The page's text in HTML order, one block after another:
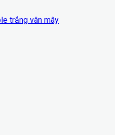
trắng vân mây